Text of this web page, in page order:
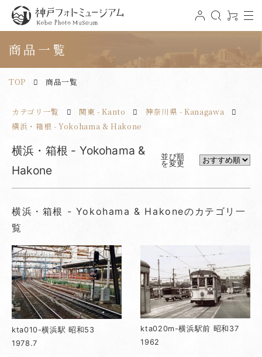
神戸フォトミュージアム
ロ
グ 索
0
ア
t
g
a
商品一覧
TOP 商品一覧
カテゴリ一覧 関東 - Kanto
神奈川県 - Kanagawa
横浜・箱根 - Yokohama & Hakone
横浜・箱根 - Yokohama &
Hakone
並び順
を変更
横浜・箱根 - Yokohama & Hakoneのカテゴリ一
覧
kta010-横浜駅 昭和53
1978.7
kta020m-横浜駅前 昭和37
1962